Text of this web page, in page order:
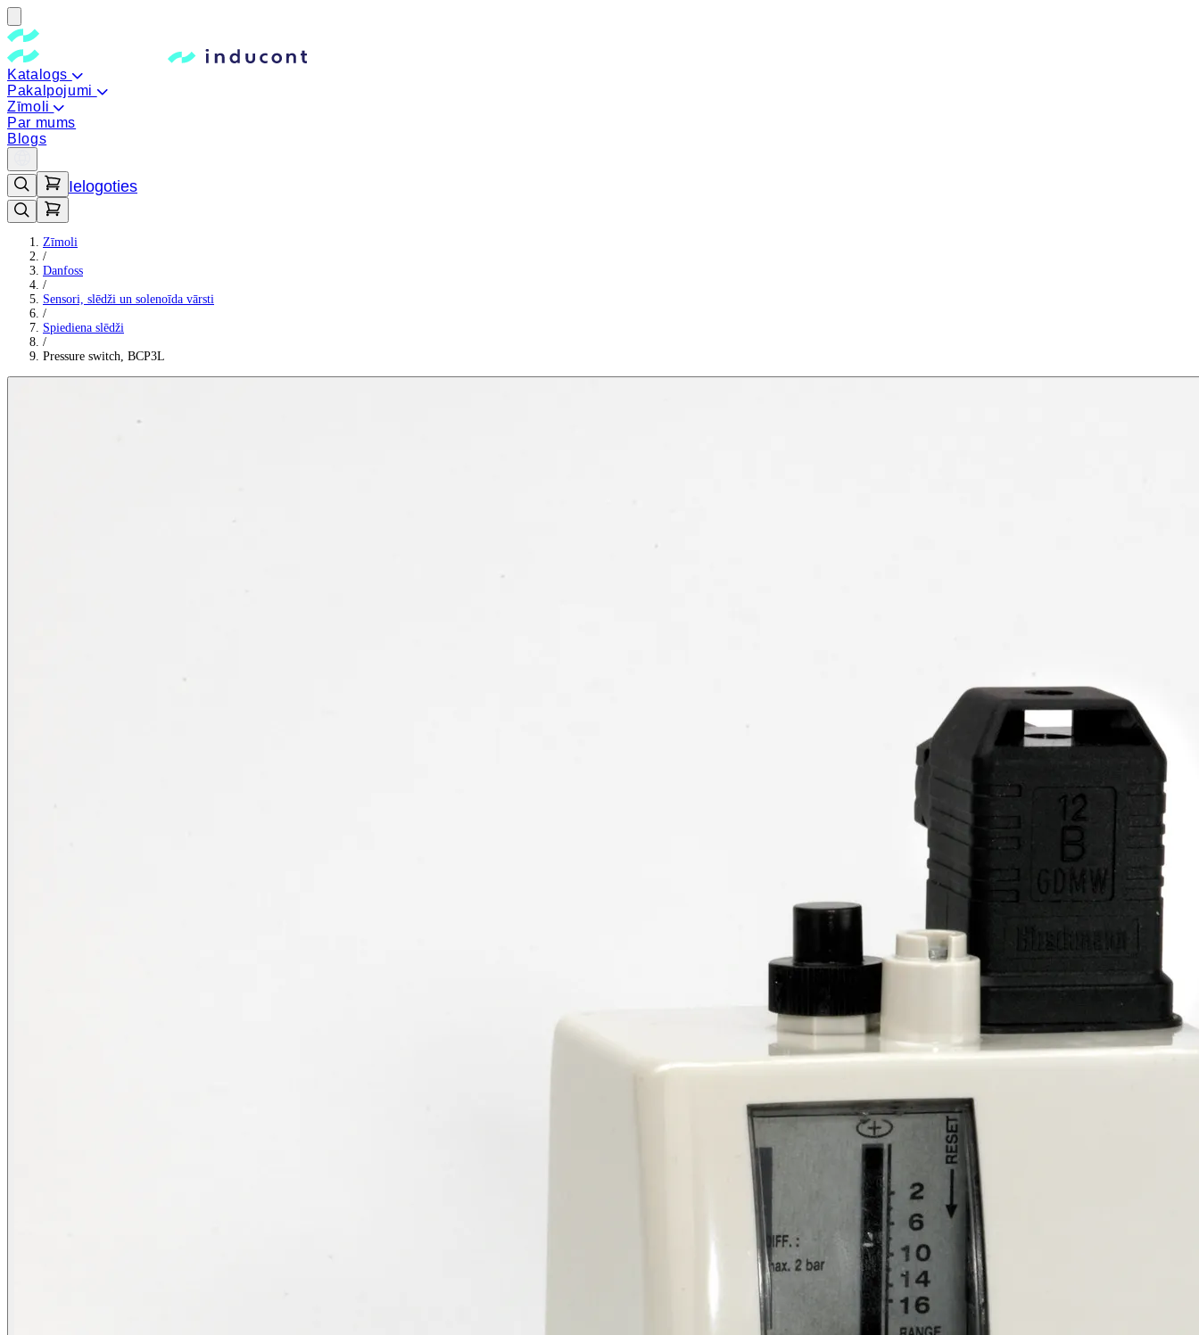
Katalogs
Pakalpojumi
Zīmoli
Par mums
Blogs
Ielogoties
Zīmoli
/
Danfoss
/
Sensori, slēdži un solenoīda vārsti
/
Spiediena slēdži
/
Pressure switch, BCP3L